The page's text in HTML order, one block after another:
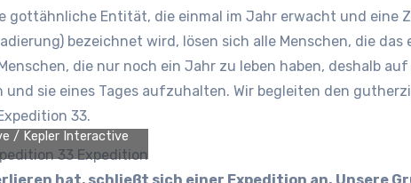
gottähnliche Entität, die einmal im Jahr erwacht und eine
bezeichnet wird, lösen sich alle Menschen, die
die nur noch ein Jahr zu leben haben, deshalb
und sie eines Tages aufzuhalten. Wir begleiten den
33.
/ Kepler Interactive
hat, schließt sich einer Expedition an. Unsere